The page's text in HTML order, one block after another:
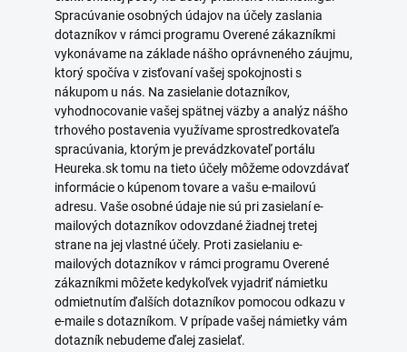
Spracúvanie osobných údajov na účely zaslania
dotazníkov v rámci programu Overené zákazníkmi
vykonávame na základe nášho oprávneného záujmu,
ktorý spočíva v zisťovaní vašej spokojnosti s
nákupom u nás. Na zasielanie dotazníkov,
vyhodnocovanie vašej spätnej väzby a analýz nášho
trhového postavenia využívame sprostredkovateľa
spracúvania, ktorým je prevádzkovateľ portálu
Heureka.sk tomu na tieto účely môžeme odovzdávať
informácie o kúpenom tovare a vašu e-mailovú
adresu. Vaše osobné údaje nie sú pri zasielaní e-
mailových dotazníkov odovzdané žiadnej tretej
strane na jej vlastné účely. Proti zasielaniu e-
mailových dotazníkov v rámci programu Overené
zákazníkmi môžete kedykoľvek vyjadriť námietku
odmietnutím ďalších dotazníkov pomocou odkazu v
e-maile s dotazníkom. V prípade vašej námietky vám
dotazník nebudeme ďalej zasielať.